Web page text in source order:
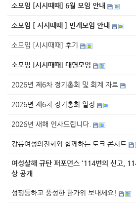
소모임 [시시때때] 6월 모임 안내
소모임 [ 시시때때 ] 번개모임 안내
소모임 [시시때때] 후기
소모임 [시시때때] 대면모임
2026년 제6차 정기총회 및 회계 자료
2026년 제6차 정기총회 일정
2026년 새해 인사드립니다.
강릉여성의전화와 함께하는 토크 콘서트
여성살해 규탄 퍼포먼스 '114번의 신고,
상 공개
성평등하고 풍성한 한가위 보내세요!